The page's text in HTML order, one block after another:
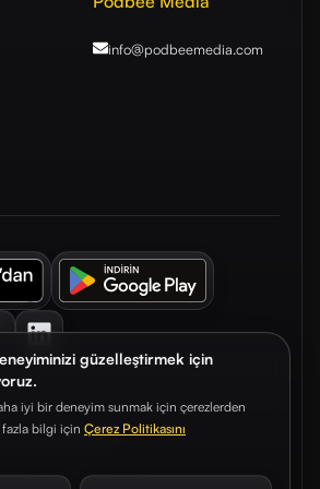
güzelleştirmek için
iyi bir deneyim sunmak için çerezlerden
fazla bilgi için Çerez Politikasını
info@podbeemedia.com
Tüm hakları saklıdır.